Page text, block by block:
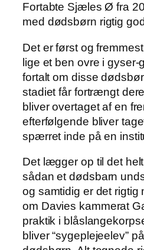
Fortabte Sjæles Ø fra
med dødsbørn rigtig
Det er først og
lige et ben ovre i
fortalt om disse
stadiet får fortrængt
bliver overtaget af en
efterfølgende bliver
spærret inde på en
Det lægger op til det
sådan et dødsbarn
og samtidig er det
om Davies kammerat
praktik i
bliver “sygeplejeelev”